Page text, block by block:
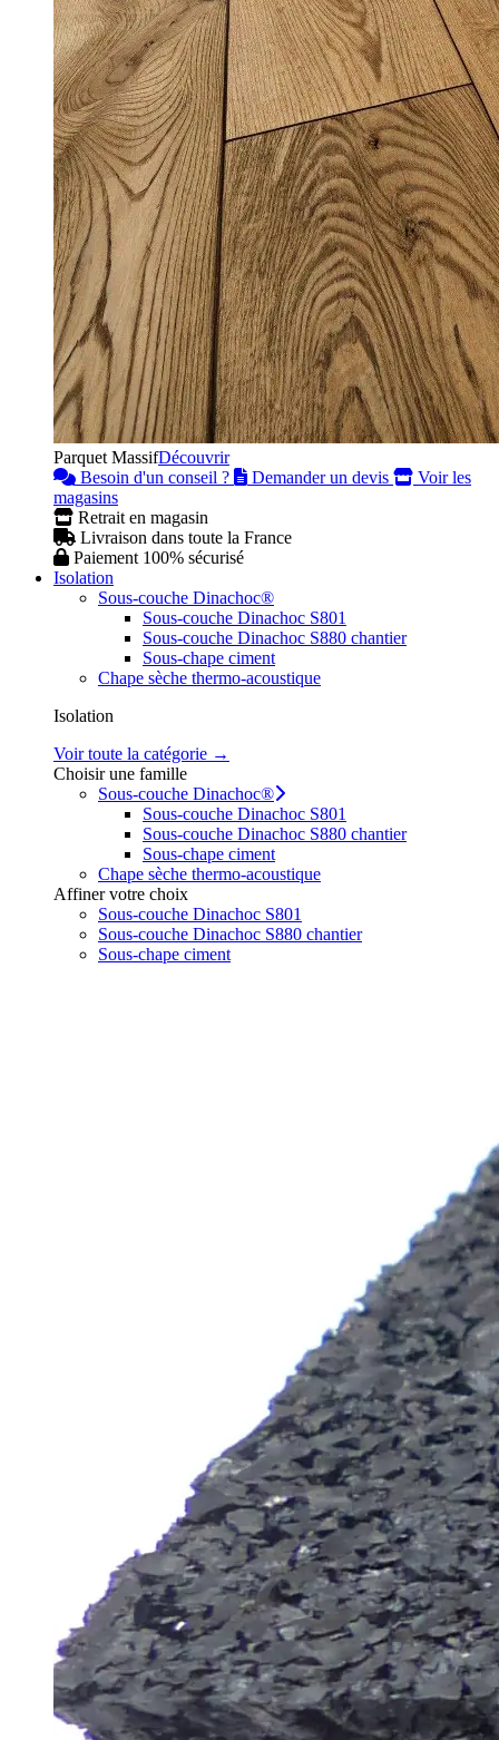
Parquet MassifDécouvrir
Besoin d'un conseil ?
Demander un devis
Voir les
magasins
Retrait en magasin
Livraison dans toute la France
Paiement 100% sécurisé
Isolation
Sous-couche Dinachoc®
Sous-couche Dinachoc S801
Sous-couche Dinachoc S880 chantier
Sous-chape ciment
Chape sèche thermo-acoustique
Isolation
Voir toute la catégorie →
Choisir une famille
Sous-couche Dinachoc®
Sous-couche Dinachoc S801
Sous-couche Dinachoc S880 chantier
Sous-chape ciment
Chape sèche thermo-acoustique
Affiner votre choix
Sous-couche Dinachoc S801
Sous-couche Dinachoc S880 chantier
Sous-chape ciment